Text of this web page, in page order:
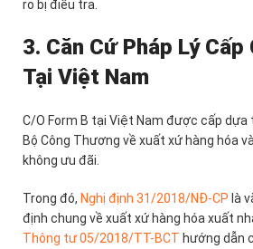
ro bị điều tra.
3. Căn Cứ Pháp Lý Cấp
Tại Việt Nam
C/O Form B tại Việt Nam được cấp dựa
Bộ Công Thương về xuất xứ hàng hóa
không ưu đãi.
Trong đó, Nghị định 31/2018/NĐ-CP là
định chung về xuất xứ hàng hóa xuất
Thông tư 05/2018/TT-BCT hướng dẫn